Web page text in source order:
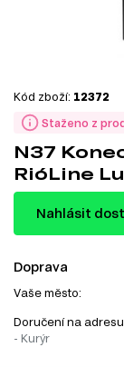
Staženo z
Kód zboží: 12372
N37
RióLine
Nahlásit
Doprava
Vaše město:
Doručení na
- Kurýr